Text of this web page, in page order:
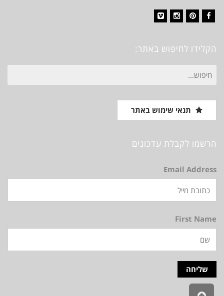
הקלידו לחיפוש באתר:
חיפוש
עבור:
תנאי שימוש באתר
הרשמו לקבלת עדכונים
Email Address
First Name